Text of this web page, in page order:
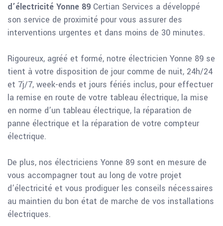
d’électricité Yonne 89 Certian Services a développé
son service de proximité pour vous assurer des
interventions urgentes et dans moins de 30 minutes.
Rigoureux, agréé et formé, notre électricien Yonne 89 se
tient à votre disposition de jour comme de nuit, 24h/24
et 7j/7, week-ends et jours fériés inclus, pour effectuer
la remise en route de votre tableau électrique, la mise
en norme d’un tableau électrique, la réparation de
panne électrique et la réparation de votre compteur
électrique.
De plus, nos électriciens Yonne 89 sont en mesure de
vous accompagner tout au long de votre projet
d’électricité et vous prodiguer les conseils nécessaires
au maintien du bon état de marche de vos installations
électriques.